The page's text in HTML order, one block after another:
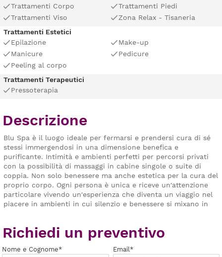
Trattamenti Corpo
Trattamenti Piedi
Trattamenti Viso
Zona Relax - Tisaneria
Trattamenti Estetici
Epilazione
Make-up
Manicure
Pedicure
Peeling al corpo
Trattamenti Terapeutici
Pressoterapia
Descrizione
Blu Spa è il luogo ideale per fermarsi e prendersi cura di sé
stessi immergendosi in una dimensione benefica e
purificante. Intimità e ambienti perfetti per percorsi privati
con la possibilità di massaggi in cabine singole o suite di
coppia. Non solo benessere ma anche estetica per la cura del
proprio corpo. Ogni persona è unica e riceve un'attenzione
particolare vivendo un'esperienza che diventa un viaggio nel
piacere in ambienti in cui silenzio e benessere si mixano in
Richiedi un preventivo
Nome e Cognome* Email*